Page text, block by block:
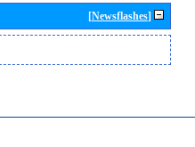
[Newsflashes]